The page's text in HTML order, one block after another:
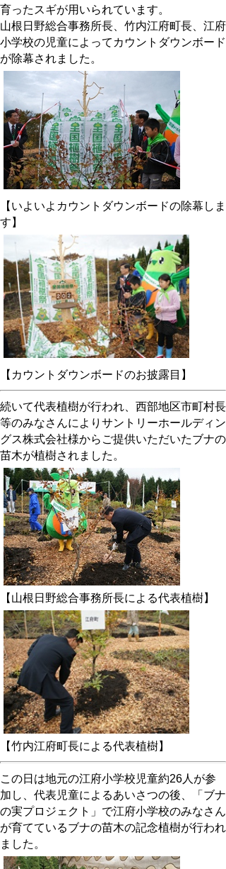
育ったスギが用いられています。
山根日野総合事務所長、竹内江府町長、江府
小学校の児童によってカウントダウンボード
が除幕されました。
【いよいよカウントダウンボードの除幕しま
す】
【カウントダウンボードのお披露目】
続いて代表植樹が行われ、西部地区市町村長
等のみなさんによりサントリーホールディン
グス株式会社様からご提供いただいたブナの
苗木が植樹されました。
【山根日野総合事務所長による代表植樹】
【竹内江府町長による代表植樹】
この日は地元の江府小学校児童約26人が参
加し、代表児童によるあいさつの後、「ブナ
の実プロジェクト」で江府小学校のみなさん
が育てているブナの苗木の記念植樹が行われ
ました。